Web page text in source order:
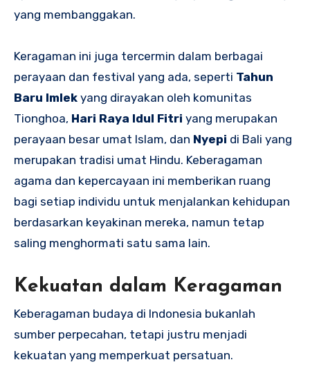
yang membanggakan.
Keragaman ini juga tercermin dalam berbagai
perayaan dan festival yang ada, seperti Tahun
Baru Imlek yang dirayakan oleh komunitas
Tionghoa, Hari Raya Idul Fitri yang merupakan
perayaan besar umat Islam, dan Nyepi di Bali yang
merupakan tradisi umat Hindu. Keberagaman
agama dan kepercayaan ini memberikan ruang
bagi setiap individu untuk menjalankan kehidupan
berdasarkan keyakinan mereka, namun tetap
saling menghormati satu sama lain.
Kekuatan dalam Keragaman
Keberagaman budaya di Indonesia bukanlah
sumber perpecahan, tetapi justru menjadi
kekuatan yang memperkuat persatuan.